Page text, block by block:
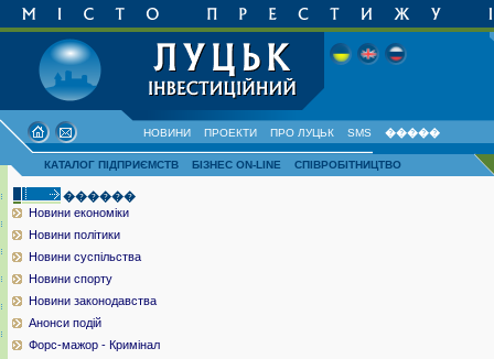
НОВИНИ ПРОЕКТИ ПРО ЛУЦЬК SMS �����
КАТАЛОГ ПІДПРИЄМСТВ БІЗНЕС ON-LINE СПІВРОБІТНИЦТВО
������
Новини економіки
Новини політики
Новини суспільства
Новини спорту
Новини законодавства
Анонси подій
Форс-мажор - Кримінал